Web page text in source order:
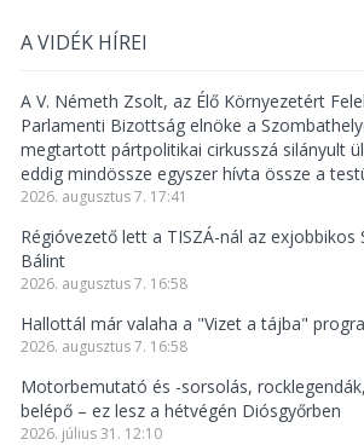
A VIDÉK HÍREI
A V. Németh Zsolt, az Élő Környezetért
Parlamenti Bizottság elnöke a
megtartott pártpolitikai cirkusszá silányult
eddig mindössze egyszer hívta össze a
2026. augusztus 7. 17:41
Régióvezető lett a TISZÁ-nál az exjobbikos
Bálint
2026. augusztus 7. 16:58
Hallottál már valaha a "Vizet a tájba"
2026. augusztus 7. 16:58
Motorbemutató és -sorsolás,
belépő – ez lesz a hétvégén Diósgyőrben
2026. július 31. 12:10